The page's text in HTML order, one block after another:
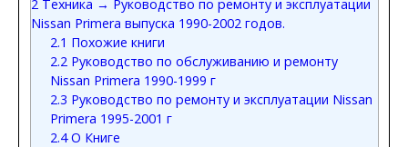
2 Техника → Руководство по ремонту и эксплуатации
Nissan Primera выпуска 1990-2002 годов.
2.1 Похожие книги
2.2 Руководство по обслуживанию и ремонту
Nissan Primera 1990-1999 г
2.3 Руководство по ремонту и эксплуатации Nissan
Primera 1995-2001 г
2.4О Книге